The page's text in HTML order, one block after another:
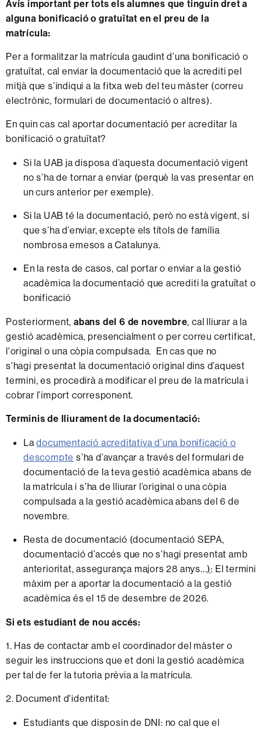
Avís important per tots els alumnes que tinguin dret a
alguna bonificació o gratuïtat en el preu de la
matrícula:
Per a formalitzar la matrícula gaudint d’una bonificació o
gratuïtat, cal enviar la documentació que la acrediti pel
mitjà que s’indiqui a la fitxa web del teu màster (correu
electrònic, formulari de documentació o altres).
En quin cas cal aportar documentació per acreditar la
bonificació o gratuïtat?
Si la UAB ja disposa d’aquesta documentació vigent
no s’ha de tornar a enviar (perquè la vas presentar en
un curs anterior per exemple).
Si la UAB té la documentació, però no està vigent, sí
que s’ha d’enviar, excepte els títols de família
nombrosa emesos a Catalunya.
En la resta de casos, cal portar o enviar a la gestió
acadèmica la documentació que acrediti la gratuïtat o
bonificació
Posteriorment, abans del 6 de novembre, cal lliurar a la
gestió acadèmica, presencialment o per correu certificat,
l'original o una còpia compulsada. En cas que no
s'hagi presentat la documentació original dins d’aquest
termini, es procedirà a modificar el preu de la matrícula i
cobrar l’import corresponent.
Terminis de lliurament de la documentació:
Ladocumentació acreditativa d’una bonificació o
descompte s’ha d’avançar a través del formulari de
documentació de la teva gestió acadèmica abans de
la matrícula i s’ha de lliurar l’original o una còpia
compulsada a la gestió acadèmica abans del 6 de
novembre.
Resta de documentació (documentació SEPA,
documentació d’accés que no s’hagi presentat amb
anterioritat, assegurança majors 28 anys...): El termini
màxim per a aportar la documentació a la gestió
acadèmica és el 15 de desembre de 2026.
Si ets estudiant de nou accés:
1. Has de contactar amb el coordinador del màster o
seguir les instruccions que et doni la gestió acadèmica
per tal de fer la tutoria prèvia a la matrícula.
2. Document d'identitat:
Estudiants que disposin de DNI: no cal que el